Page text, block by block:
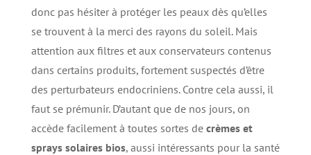
donc pas hésiter à protéger les peaux dès qu’elles
se trouvent à la merci des rayons du soleil. Mais
attention aux filtres et aux conservateurs contenus
dans certains produits, fortement suspectés d’être
des perturbateurs endocriniens. Contre cela aussi, il
faut se prémunir. D’autant que de nos jours, on
accède facilement à toutes sortes de crèmes et
sprays solaires bios, aussi intéressants pour la santé